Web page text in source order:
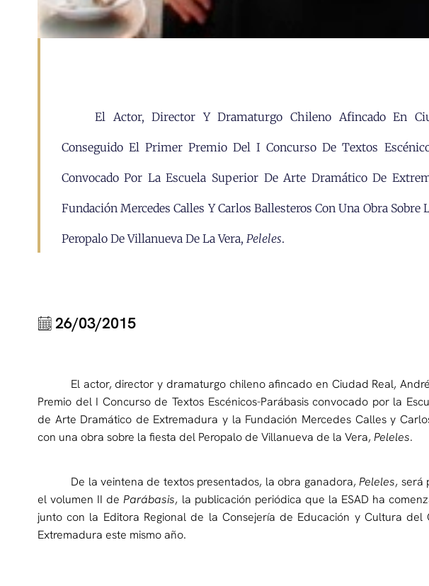
El Actor, Director Y Dramaturgo Chileno Afincado En
Conseguido El Primer Premio Del I Concurso De Textos
Convocado Por La Escuela Superior De Arte Dramático De
Fundación Mercedes Calles Y Carlos Ballesteros Con Una Obra Sobre
Peropalo De Villanueva De La Vera, Peleles.
26/03/2015
El actor, director y dramaturgo chileno afincado en Ciudad Real,
Premio del I Concurso de Textos Escénicos-Parábasis convocado por la
de Arte Dramático de Extremadura y la Fundación Mercedes Calles y
con una obra sobre la fiesta del Peropalo de Villanueva de la Vera, Peleles.
De la veintena de textos presentados, la obra ganadora,Peleles, será
el volumen II deParábasis, la publicación periódica que la ESAD ha
junto con la Editora Regional de la Consejería de Educación y Cultura del
Extremadura este mismo año.